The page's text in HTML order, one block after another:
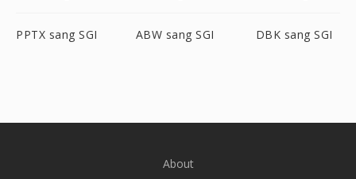
PPTX sang SGI ABW sang SGI DBK sang SGI
About